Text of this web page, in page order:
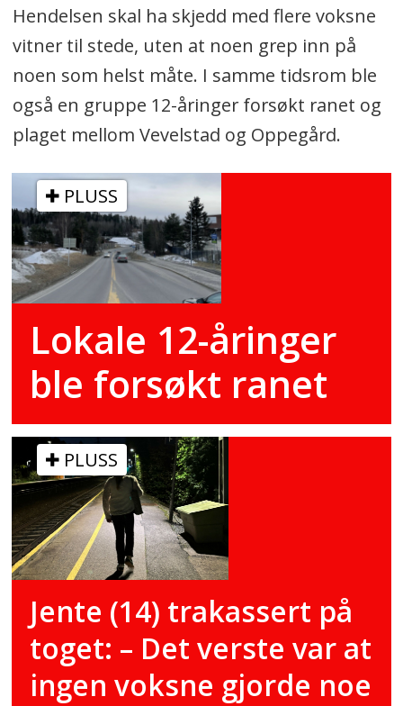
Hendelsen skal ha skjedd med flere voksne
vitner til stede, uten at noen grep inn på
noen som helst måte. I samme tidsrom ble
også en gruppe 12-åringer forsøkt ranet og
plaget mellom Vevelstad og Oppegård.
PLUSS
Lokale 12-åringer
ble forsøkt ranet
PLUSS
Jente (14) trakassert på
toget: – Det verste var at
ingen voksne gjorde noe